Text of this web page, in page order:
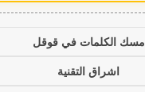
مسك الكلمات في قوقل
اشراق التقنية